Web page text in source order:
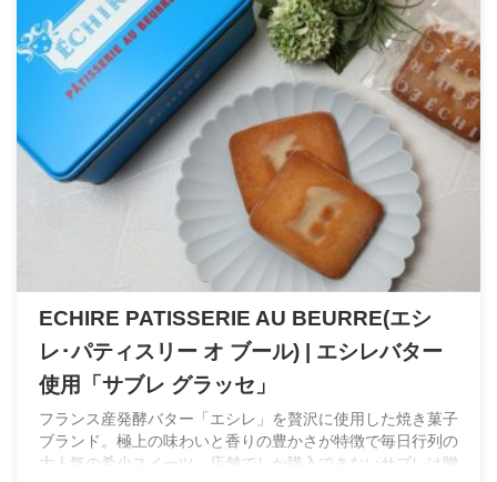
ECHIRE PATISSERIE AU BEURRE(エシ
レ･パティスリー オ ブール) | エシレバター
使用「サブレ グラッセ」
フランス産発酵バター「エシレ」を贅沢に使用した焼き菓子
ブランド。極上の味わいと香りの豊かさが特徴で毎日行列の
大人気の希少スイーツ。店舗でしか購入できないサブレは贈